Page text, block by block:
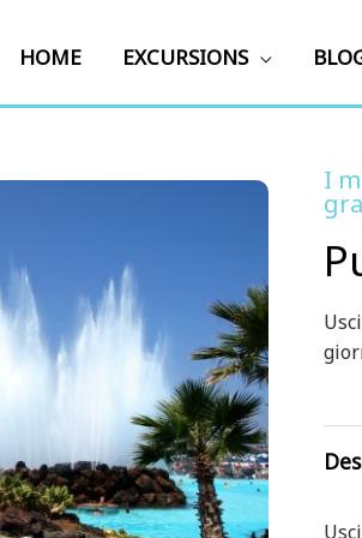
HOME EXCURSIONS
I